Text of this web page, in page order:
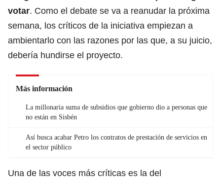
votar. Como el debate se va a reanudar la próxima
semana, los críticos de la iniciativa empiezan a
ambientarlo con las razones por las que, a su juicio,
debería hundirse el proyecto.
Más información
La millonaria suma de subsidios que gobierno dio a personas que
no están en Sisbén
Así busca acabar Petro los contratos de prestación de servicios en
el sector público
Una de las voces más críticas es la del